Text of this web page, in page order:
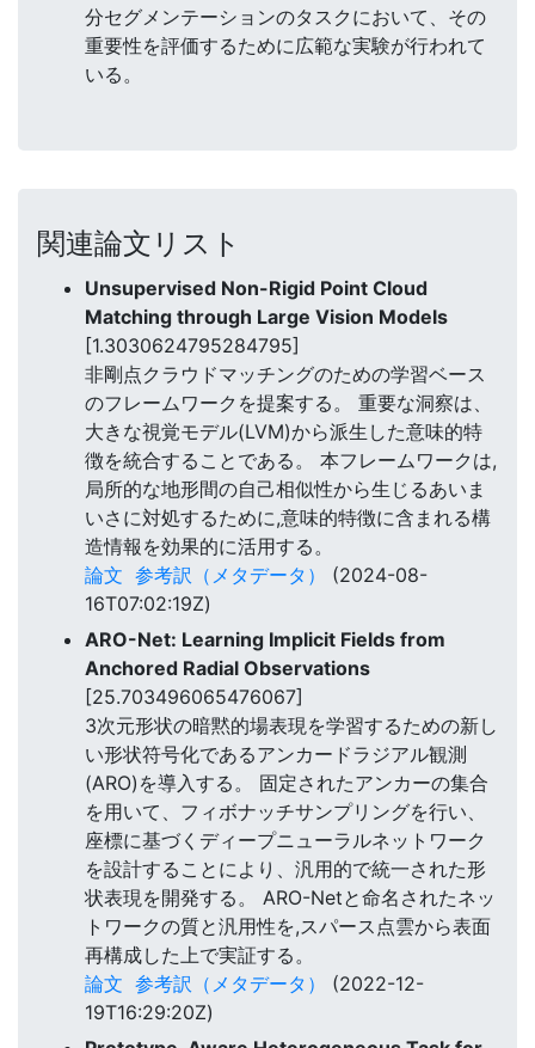
分セグメンテーションのタスクにおいて、その
重要性を評価するために広範な実験が行われて
いる。
関連論文リスト
Unsupervised Non-Rigid Point Cloud
Matching through Large Vision Models
[1.3030624795284795]
非剛点クラウドマッチングのための学習ベース
のフレームワークを提案する。 重要な洞察は、
大きな視覚モデル(LVM)から派生した意味的特
徴を統合することである。 本フレームワークは,
局所的な地形間の自己相似性から生じるあいま
いさに対処するために,意味的特徴に含まれる構
造情報を効果的に活用する。
論文 参考訳（メタデータ）
(2024-08-
16T07:02:19Z)
ARO-Net: Learning Implicit Fields from
Anchored Radial Observations
[25.703496065476067]
3次元形状の暗黙的場表現を学習するための新し
い形状符号化であるアンカードラジアル観測
(ARO)を導入する。 固定されたアンカーの集合
を用いて、フィボナッチサンプリングを行い、
座標に基づくディープニューラルネットワーク
を設計することにより、汎用的で統一された形
状表現を開発する。 ARO-Netと命名されたネッ
トワークの質と汎用性を,スパース点雲から表面
再構成した上で実証する。
論文 参考訳（メタデータ）
(2022-12-
19T16:29:20Z)